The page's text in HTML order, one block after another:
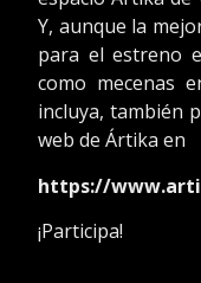
Y, aunque la
para el estreno
como mecenas
incluya, también
web de Ártika en
https://
¡Participa!